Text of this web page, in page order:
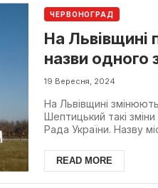
ЧЕРВОНОГРАД
На Львівщині
назви одного
пунктів
19 Вересня, 2024
На Львівщині
Шептицький такі
Рада України. Назву
READ MORE